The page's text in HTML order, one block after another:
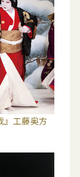
』工藤奥方